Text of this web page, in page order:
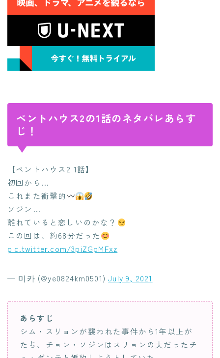
ペントハウス2の1話のネタバレあらす
じ！
【ペントハウス2 1話】
初回から…
これまた衝撃的
ソジン…
離れていると恋しいのかな？
この回は、約68分だった
pic.twitter.com/3piZGpMFxz
— 미카 (@ye0824km0501)July 9, 2021
あらすじ
シム・スリョンが襲われた事件から1年以上が
たち、チョン・ソジンはスリョンの夫だったチ